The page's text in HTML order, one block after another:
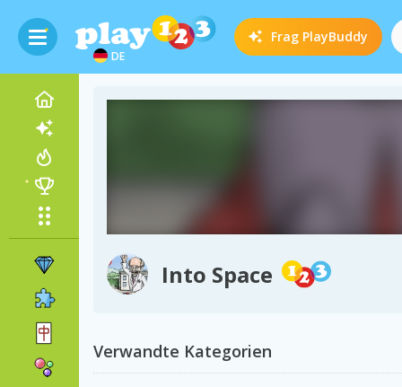
DE
Frag PlayBuddy
Into Space
Verwandte Kategorien